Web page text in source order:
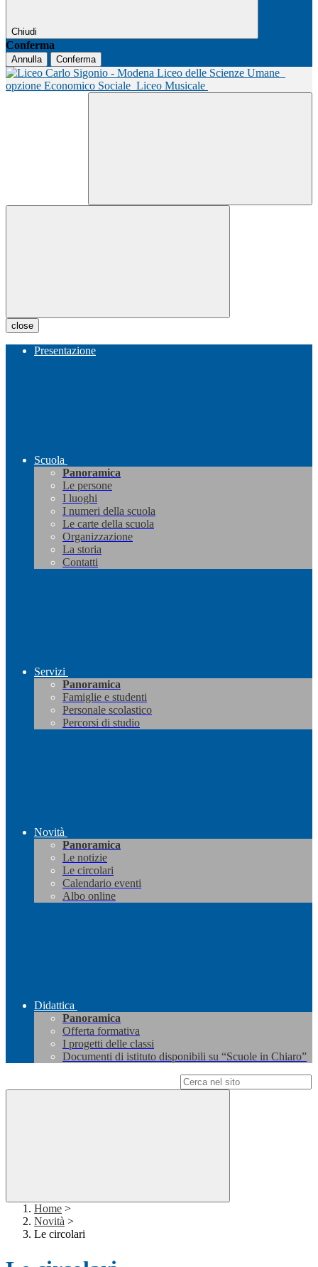
Chiudi
Conferma
Annulla Conferma
Liceo delle Scienze Umane
opzione Economico Sociale Liceo Musicale
close
Presentazione
Scuola
Panoramica
Le persone
I luoghi
I numeri della scuola
Le carte della scuola
Organizzazione
La storia
Contatti
Servizi
Panoramica
Famiglie e studenti
Personale scolastico
Percorsi di studio
Novità
Panoramica
Le notizie
Le circolari
Calendario eventi
Albo online
Didattica
Panoramica
Offerta formativa
I progetti delle classi
Documenti di istituto disponibili su “Scuole in Chiaro”
Home >
Novità >
Le circolari